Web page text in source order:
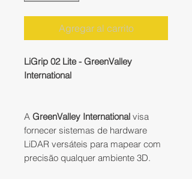
Agregar al carrito
LiGrip 02 Lite - GreenValley
International
A GreenValley International visa
fornecer sistemas de hardware
LiDAR versáteis para mapear com
precisão qualquer ambiente 3D.